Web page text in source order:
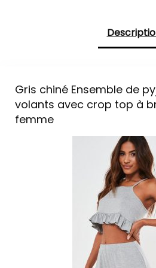
Gris chiné Ensemble de
volants avec crop top à
femme